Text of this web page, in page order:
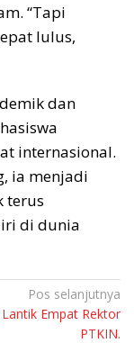
“Tapi
lulus,
dan
internasional.
ia menjadi
terus
di dunia
Pos selanjutnya
Empat Rektor
PTKIN.